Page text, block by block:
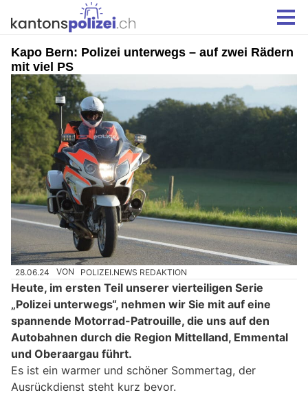
Kapo Bern: Polizei unterwegs – auf zwei Rädern
mit viel PS
28.06.24 VON POLIZEI.NEWS REDAKTION
Heute, im ersten Teil unserer vierteiligen Serie
„Polizei unterwegs“, nehmen wir Sie mit auf eine
spannende Motorrad-Patrouille, die uns auf den
Autobahnen durch die Region Mittelland, Emmental
und Oberaargau führt.
Es ist ein warmer und schöner Sommertag, der
Ausrückdienst steht kurz bevor.